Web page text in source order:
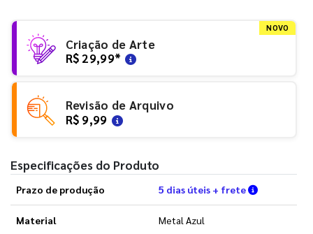
NOVO
Criação de Arte
R$ 29,99*
Revisão de Arquivo
R$ 9,99
Especificações do Produto
Prazo de produção 5 dias úteis + frete Verifique
Material Metal Azul